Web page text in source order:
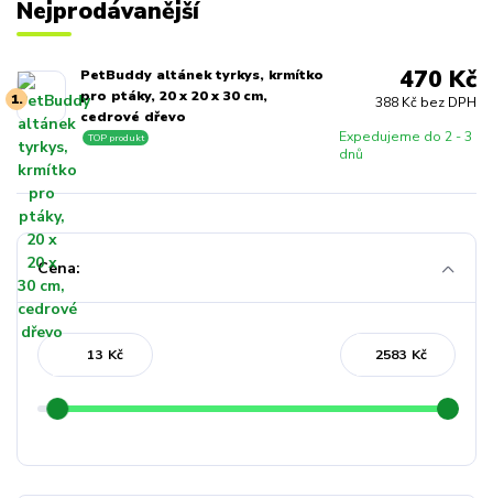
Nejprodávanější
1.
PetBuddy altánek tyrkys, krmítko
pro ptáky, 20 x 20 x 30 cm,
cedrové dřevo
Expedujeme do 2 - 3
dnů
TOP produkt
470 Kč
388 Kč bez DPH
Cena:
Kč Kč